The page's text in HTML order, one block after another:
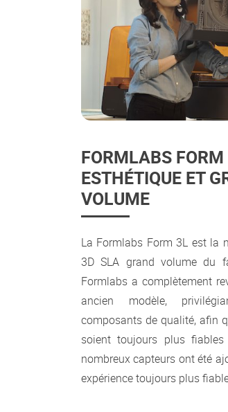
FORMLABS
ESTHÉTIQUE ET
VOLUME
La Formlabs Form 3L est la
3D SLA grand volume du
Formlabs a complètement
ancien modèle,
composants de qualité, afin
soient toujours plus
nombreux capteurs ont été
expérience toujours plus